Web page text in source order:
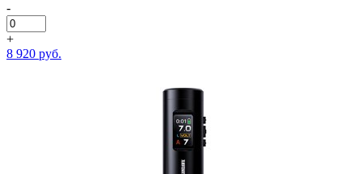
-
+
8 920 руб.